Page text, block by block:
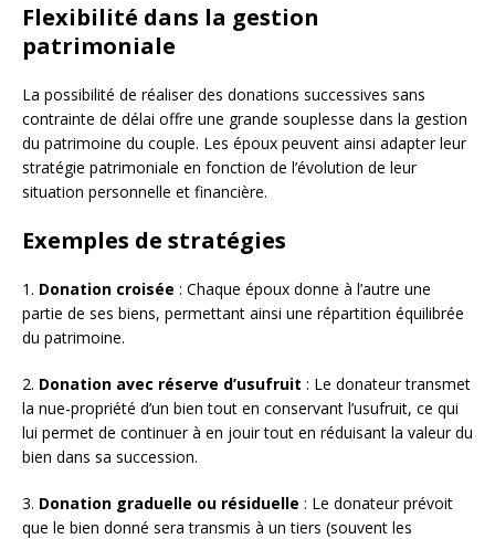
Flexibilité dans la gestion
patrimoniale
La possibilité de réaliser des donations successives sans
contrainte de délai offre une grande souplesse dans la gestion
du patrimoine du couple. Les époux peuvent ainsi adapter leur
stratégie patrimoniale en fonction de l’évolution de leur
situation personnelle et financière.
Exemples de stratégies
1. Donation croisée : Chaque époux donne à l’autre une
partie de ses biens, permettant ainsi une répartition équilibrée
du patrimoine.
2. Donation avec réserve d’usufruit : Le donateur transmet
la nue-propriété d’un bien tout en conservant l’usufruit, ce qui
lui permet de continuer à en jouir tout en réduisant la valeur du
bien dans sa succession.
3. Donation graduelle ou résiduelle : Le donateur prévoit
que le bien donné sera transmis à un tiers (souvent les